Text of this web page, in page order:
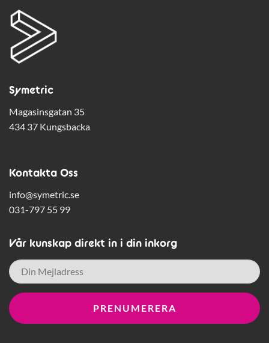
Symetric
Magasinsgatan 35
434 37 Kungsbacka
Kontakta Oss
info@symetric.se
031-797 55 99
Vår kunskap direkt in i din inkorg
E-
post *